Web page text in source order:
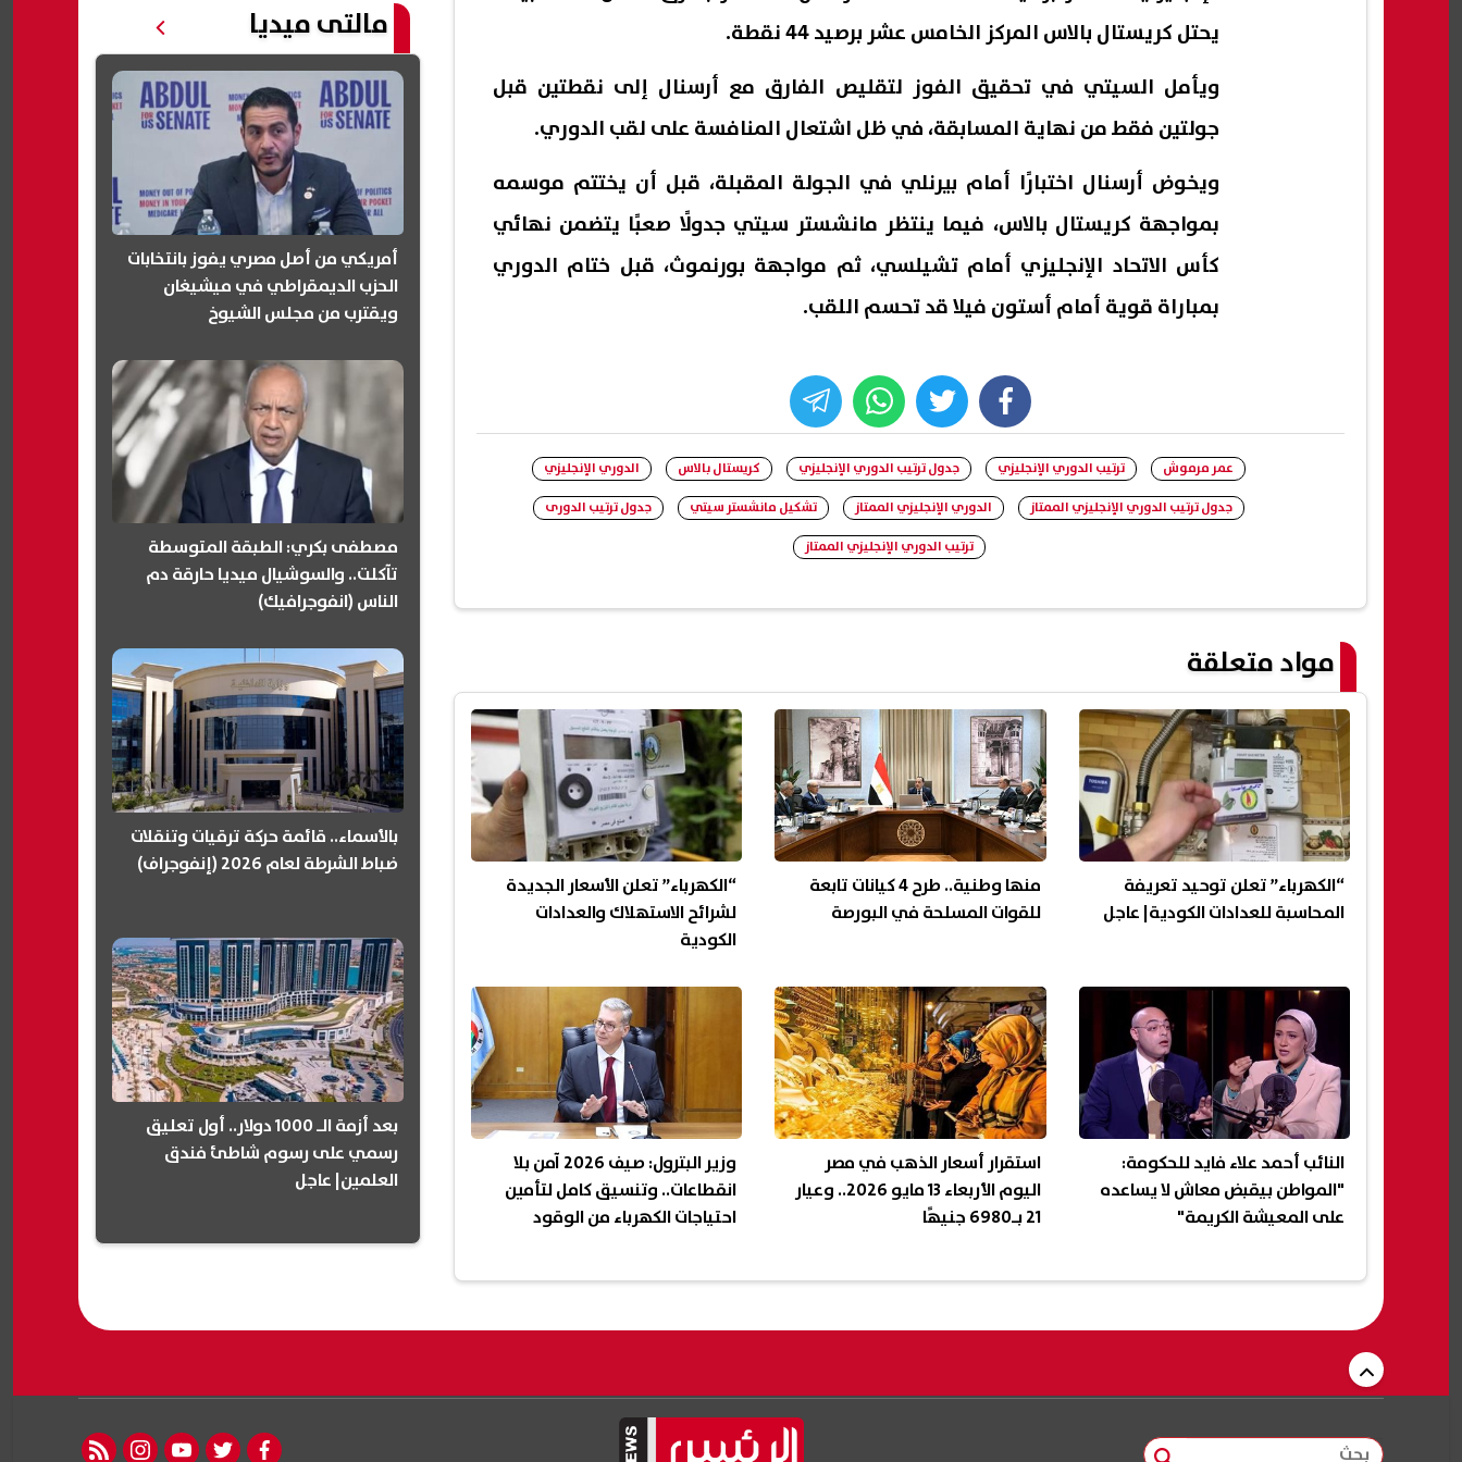
يحتل كريستال بالاس المركز الخامس عشر برصيد 44 نقطة.
ويأمل السيتي في تحقيق الفوز لتقليص الفارق مع أرسنال إلى نقطتين قبل
جولتين فقط من نهاية المسابقة، في ظل اشتعال المنافسة على لقب الدوري.
ويخوض أرسنال اختبارًا أمام بيرنلي في الجولة المقبلة، قبل أن يختتم موسمه
بمواجهة كريستال بالاس، فيما ينتظر مانشستر سيتي جدولًا صعبًا يتضمن نهائي
كأس الاتحاد الإنجليزي أمام تشيلسي، ثم مواجهة بورنموث، قبل ختام الدوري
بمباراة قوية أمام أستون فيلا قد تحسم اللقب.
facebook
twitter
whats
عمر مرموش ترتيب الدوري الإنجليزي جدول ترتيب الدوري الإنجليزي كريستال بالاس
الدوري الإنجليزي
جدول ترتيب الدوري الإنجليزي الممتاز
الدوري الإنجليزي الممتاز تشكيل مانشستر سيتي
جدول ترتيب الدورى
ترتيب الدوري الإنجليزي الممتاز
مواد متعلقة
“الكهرباء” تعلن توحيد تعريفة
المحاسبة للعدادات الكودية| عاجل
منها وطنية.. طرح 4 كيانات تابعة
للقوات المسلحة في البورصة
“الكهرباء” تعلن الأسعار الجديدة
لشرائح الاستهلاك والعدادات
الكودية
النائب أحمد علاء فايد للحكومة:
"المواطن بيقبض معاش لا يساعده
على المعيشة الكريمة"
استقرار أسعار الذهب في مصر
اليوم الأربعاء 13 مايو 2026.. وعيار
21 بـ6980 جنيهًا
وزير البترول: صيف 2026 آمن بلا
انقطاعات.. وتنسيق كامل لتأمين
احتياجات الكهرباء من الوقود
مالتى ميديا
أمريكي من أصل مصري يفوز بانتخابات
الحزب الديمقراطي في ميشيغان
ويقترب من مجلس الشيوخ
مصطفى بكري: الطبقة المتوسطة
تآكلت.. والسوشيال ميديا حارقة دم
الناس (انفوجرافيك)
بالأسماء.. قائمة حركة ترقيات وتنقلات
ضباط الشرطة لعام 2026 (إنفوجراف)
بعد أزمة الـ 1000 دولار.. أول تعليق
رسمي على رسوم شاطئ فندق
العلمين| عاجل
بحث